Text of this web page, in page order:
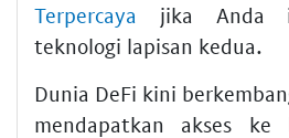
Terpercaya jika Anda
teknologi lapisan kedua.
Dunia DeFi kini
mendapatkan akses ke